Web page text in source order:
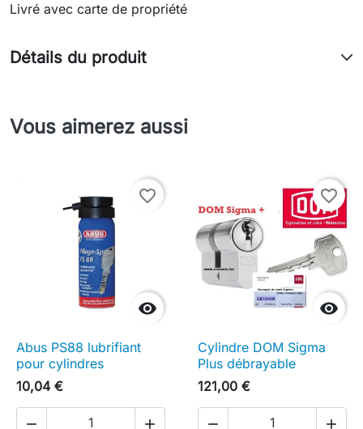
Livré avec carte de propriété
Détails du produit
Vous aimerez aussi

favorite_border
Abus PS88 lubrifiant
pour cylindres
10,04 €
 

favorite_border
Cylindre DOM Sigma
Plus débrayable
121,00 €
 